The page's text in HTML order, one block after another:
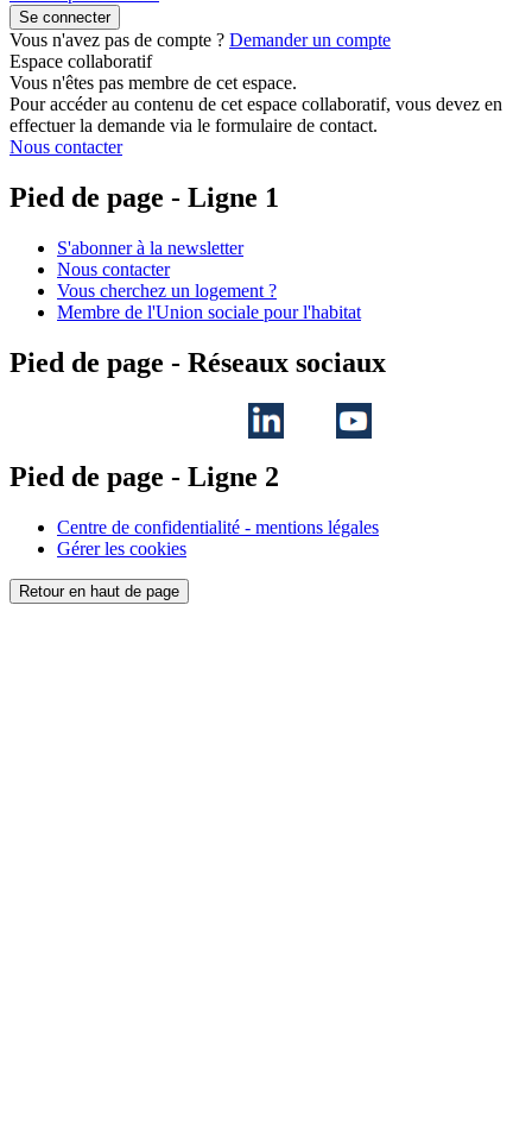
Vous n'avez pas de compte ? Demander un compte
Espace collaboratif
Vous n'êtes pas membre de cet espace.
Pour accéder au contenu de cet espace collaboratif, vous devez en
effectuer la demande via le formulaire de contact.
Nous contacter
Pied de page - Ligne 1
S'abonner à la newsletter
Nous contacter
Vous cherchez un logement ?
Membre de l'Union sociale pour l'habitat
Pied de page - Réseaux sociaux
Pied de page - Ligne 2
Centre de confidentialité - mentions légales
Gérer les cookies
Retour en haut de page